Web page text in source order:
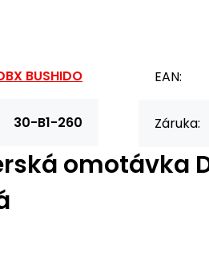
BUSHIDO
30-B1-260
EAN:
Záruka:
omotávka